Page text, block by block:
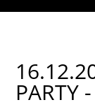
PARTY